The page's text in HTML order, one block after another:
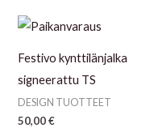
Festivo kynttilänjalka
signeerattu TS
DESIGN TUOTTEET
50,00€